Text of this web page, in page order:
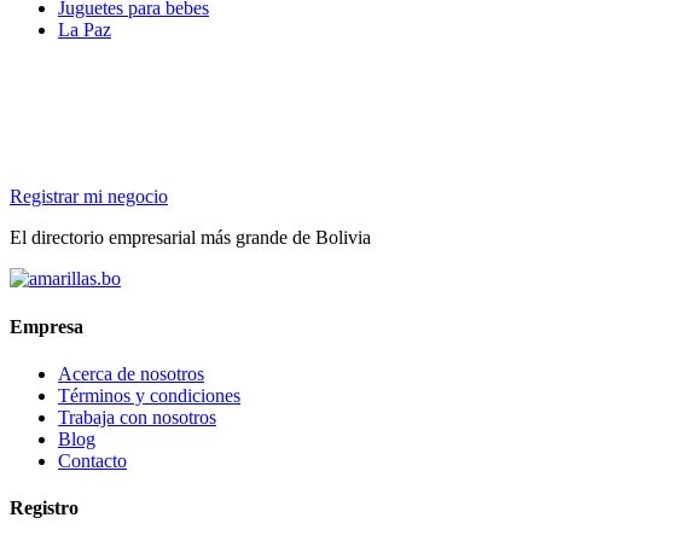
Juguetes para bebes
La Paz
Registrar mi negocio
El directorio empresarial más grande de Bolivia
Empresa
Acerca de nosotros
Términos y condiciones
Trabaja con nosotros
Blog
Contacto
Registro